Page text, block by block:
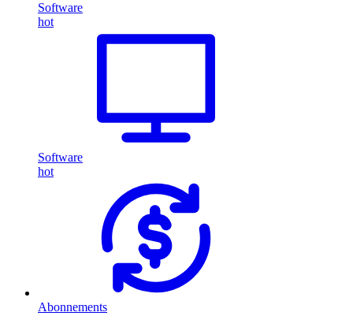
Software
hot
Software
hot
Abonnements